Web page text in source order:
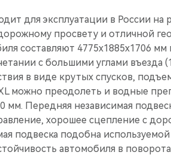
для эксплуатации в России
просвету и отличной
составляют 4775х1885х1706
с большими углами въезда
в виде крутых спусков,
можно преодолеть и водные
мм. Передняя независимая
хорошее сцепление с
подвеска подобна
автомобиля в